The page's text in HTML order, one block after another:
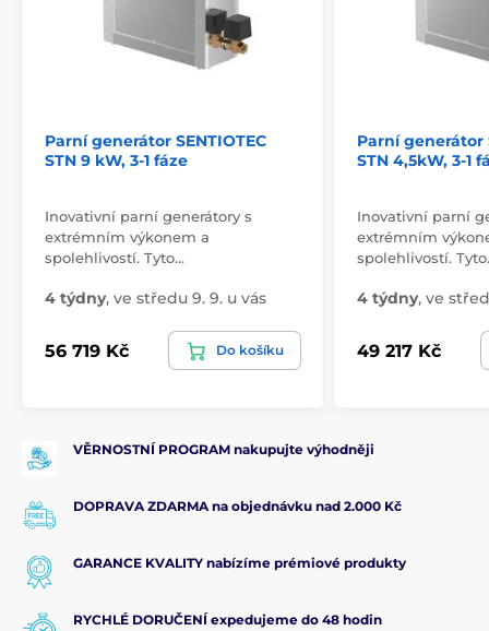
Parní generátor SENTIOTEC
STN 9 kW, 3-1 fáze
Inovativní parní generátory s
extrémním výkonem a
spolehlivostí. Tyto…
4 týdny, ve středu 9. 9. u vás
56 719 Kč Do košíku
Parní generátor
STN 4,5kW, 3-1
Inovativní parní
extrémním
spolehlivostí.
4 týdny, ve
49 217 Kč
VĚRNOSTNÍ PROGRAM nakupujte výhodněji
DOPRAVA ZDARMA na objednávku nad 2.000 Kč
GARANCE KVALITY nabízíme prémiové produkty
RYCHLÉ DORUČENÍ expedujeme do 48 hodin